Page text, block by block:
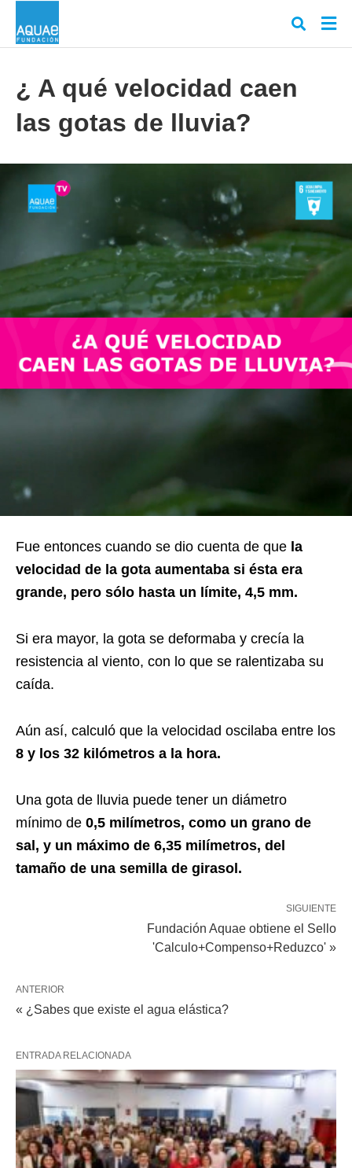
y
en
¿ A qué velocidad caen
las gotas de lluvia?
Fue entonces cuando se dio cuenta de que la
velocidad de la gota aumentaba si ésta era
grande, pero sólo hasta un límite, 4,5 mm.
Si era mayor, la gota se deformaba y crecía la
resistencia al viento, con lo que se ralentizaba su
caída.
Aún así, calculó que la velocidad oscilaba entre los
8 y los 32 kilómetros a la hora.
Una gota de lluvia puede tener un diámetro
mínimo de 0,5 milímetros, como un grano de
sal, y un máximo de 6,35 milímetros, del
tamaño de una semilla de girasol.
SIGUIENTE
Fundación Aquae obtiene el Sello
'Calculo+Compenso+Reduzco' »
ANTERIOR
« ¿Sabes que existe el agua elástica?
ENTRADA RELACIONADA